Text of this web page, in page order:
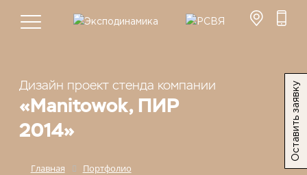
Главная
Портфолио
Дизайн проект стенда компании
«Manitowok, ПИР
2014»
Оставить заявку